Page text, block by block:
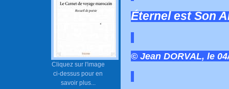
Cliquez sur l'image
ci-dessus pour en
savoir plus...
Éternel est Son
© Jean DORVAL, le